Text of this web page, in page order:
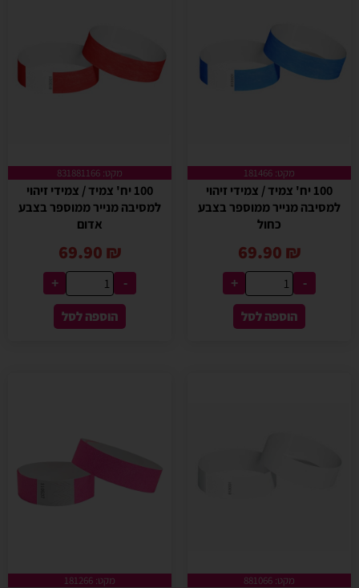
מקט: 181466
100 יח' צמיד / צמידי זיהוי
למסיבה מנייר ממוספר בצבע
כחול
69.90 ₪
-
+
הוספה לסל
מקט: 831881166
100 יח' צמיד / צמידי זיהוי
למסיבה מנייר ממוספר בצבע
אדום
69.90 ₪
-
+
הוספה לסל
מקט: 881066 מקט: 181266